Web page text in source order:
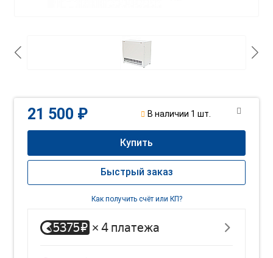
21 500 ₽ В наличии 1 шт.
Купить
Быстрый заказ
Как получить счёт или КП?